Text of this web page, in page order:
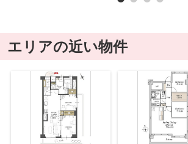
エリアの近い物件